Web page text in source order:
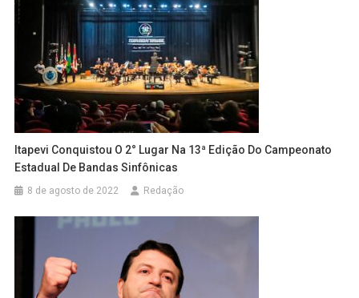
Itapevi Conquistou O 2° Lugar Na 13ª Edição Do Campeonato
Estadual De Bandas Sinfônicas
8 de agosto de 2022 Redação